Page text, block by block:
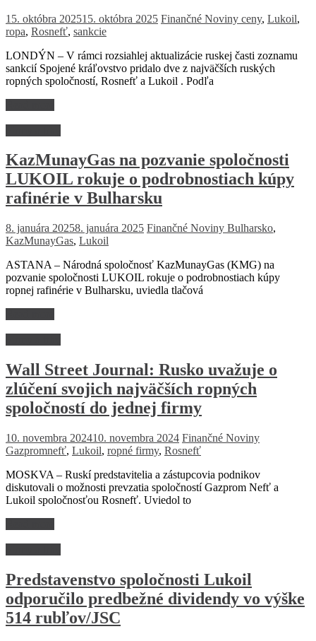
15. októbra 202515. októbra 2025 Finančné Noviny ceny, Lukoil,
ropa, Rosnefť, sankcie
LONDÝN – V rámci rozsiahlej aktualizácie ruskej časti zoznamu
sankcií Spojené kráľovstvo pridalo dve z najväčších ruských
ropných spoločností, Rosnefť a Lukoil . Podľa
KazMunayGas na pozvanie spoločnosti
LUKOIL rokuje o podrobnostiach kúpy
rafinérie v Bulharsku
8. januára 20258. januára 2025 Finančné Noviny Bulharsko,
KazMunayGas, Lukoil
ASTANA – Národná spoločnosť KazMunayGas (KMG) na
pozvanie spoločnosti LUKOIL rokuje o podrobnostiach kúpy
ropnej rafinérie v Bulharsku, uviedla tlačová
Wall Street Journal: Rusko uvažuje o
zlúčení svojich najväčších ropných
spoločností do jednej firmy
10. novembra 202410. novembra 2024 Finančné Noviny
Gazpromnefť, Lukoil, ropné firmy, Rosnefť
MOSKVA – Ruskí predstavitelia a zástupcovia podnikov
diskutovali o možnosti prevzatia spoločností Gazprom Nefť a
Lukoil spoločnosťou Rosnefť. Uviedol to
Predstavenstvo spoločnosti Lukoil
odporučilo predbežné dividendy vo výške
514 rubľov/JSC